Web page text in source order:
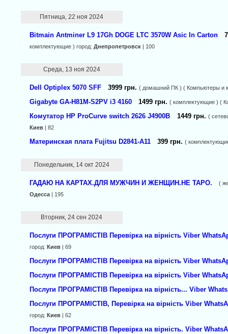
Пятница, 22 ноя 2024
Bitmain Antminer L9 17Gh DOGE LTC 3570W Asic In Carton
комплектующие ) город: Днепропетровск| 100
Среда, 13 ноя 2024
Dell Optiplex 5070 SFF 3999 грн. ( домашний ПК ) ( Компьютеры и
Gigabyte GA-H81M-S2PV i3 4160 1499 грн. ( комплектующие ) (
Комутатор HP ProСurve switch 2626 J4900B 1449 грн. (
Киев| 82
Материнская плата Fujitsu D2841-A11 399 грн. (
Понедельник, 14 окт 2024
ГАДАЮ НА КАРТАХ.ДЛЯ МУЖЧИН И ЖЕНЩИН.НЕ ТАРО.
(
Одесса| 195
Вторник, 24 сен 2024
Послуги ПРОГРАМІСТІВ Перевірка на вірність Viber
город: Киев| 69
Послуги ПРОГРАМІСТІВ Перевірка на вірність Viber
Послуги ПРОГРАМІСТІВ Перевірка на вірність Viber
Послуги ПРОГРАМІСТІВ Перевірка на вірність... Viber
Послуги ПРОГРАМІСТІВ, Перевірка на вірність Viber
город: Киев| 62
Послуги ПРОГРАМІСТІВ Перевірка на вірність. Viber